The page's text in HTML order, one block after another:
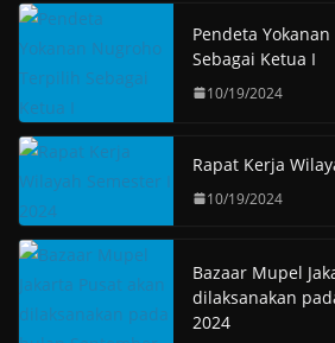
Pendeta
Sebagai Ketua I
10/19/2024
Rapat Kerja
10/19/2024
Bazaar Mupel
dilaksanakan
2024